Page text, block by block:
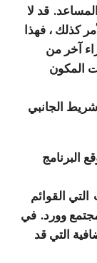
قد لا
كذلك ، فهذا
آخر من
المكون
الجانبي
البرنامج
التي القوائم
وورد. في
التي قد